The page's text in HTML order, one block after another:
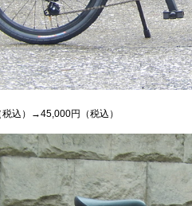
込）→45,000円（税込）